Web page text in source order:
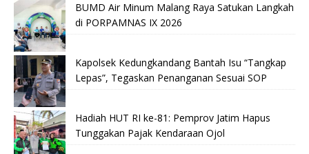
BUMD Air Minum Malang Raya Satukan Langkah
di PORPAMNAS IX 2026
Kapolsek Kedungkandang Bantah Isu “Tangkap
Lepas”, Tegaskan Penanganan Sesuai SOP
Hadiah HUT RI ke-81: Pemprov Jatim Hapus
Tunggakan Pajak Kendaraan Ojol